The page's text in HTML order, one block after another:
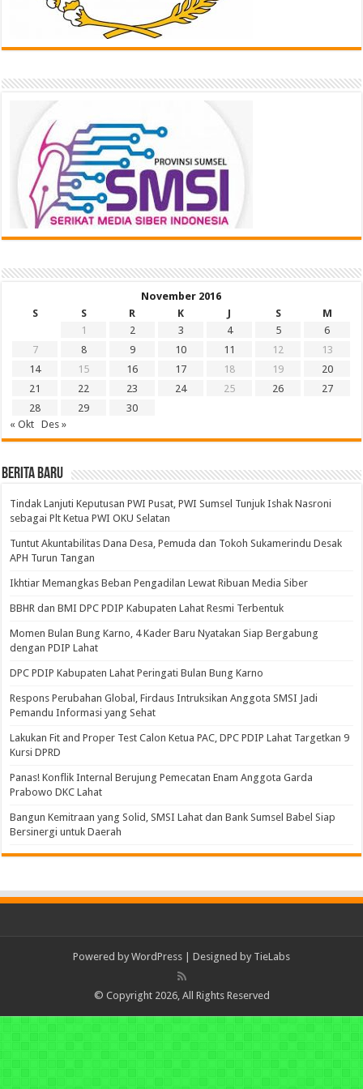
November 2016
S
S R K J S
M
1
2 3 4 5
6
7
8 9 10 11 12
13
14
15 16 17 18 19
20
21
22 23 24 25 26
27
28
29
30
« Okt
Des »
BERITA BARU
Tindak Lanjuti Keputusan PWI Pusat, PWI Sumsel Tunjuk Ishak Nasroni
sebagai Plt Ketua PWI OKU Selatan
Tuntut Akuntabilitas Dana Desa, Pemuda dan Tokoh Sukamerindu Desak
APH Turun Tangan
Ikhtiar Memangkas Beban Pengadilan Lewat Ribuan Media Siber
BBHR dan BMI DPC PDIP Kabupaten Lahat Resmi Terbentuk
Momen Bulan Bung Karno, 4 Kader Baru Nyatakan Siap Bergabung
dengan PDIP Lahat
DPC PDIP Kabupaten Lahat Peringati Bulan Bung Karno
Respons Perubahan Global, Firdaus Intruksikan Anggota SMSI Jadi
Pemandu Informasi yang Sehat
Lakukan Fit and Proper Test Calon Ketua PAC, DPC PDIP Lahat Targetkan 9
Kursi DPRD
Panas! Konflik Internal Berujung Pemecatan Enam Anggota Garda
Prabowo DKC Lahat
Bangun Kemitraan yang Solid, SMSI Lahat dan Bank Sumsel Babel Siap
Bersinergi untuk Daerah
Powered by WordPress | Designed by TieLabs
© Copyright 2026, All Rights Reserved